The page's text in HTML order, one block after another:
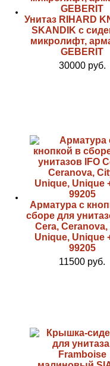
Унитаз RIHARD
SKANDIK с
микролифт,
GEBERIT
30000 руб.
Арматура с
сборе для
Cera, Ceranova,
Unique, Unique
99205
11500 руб.